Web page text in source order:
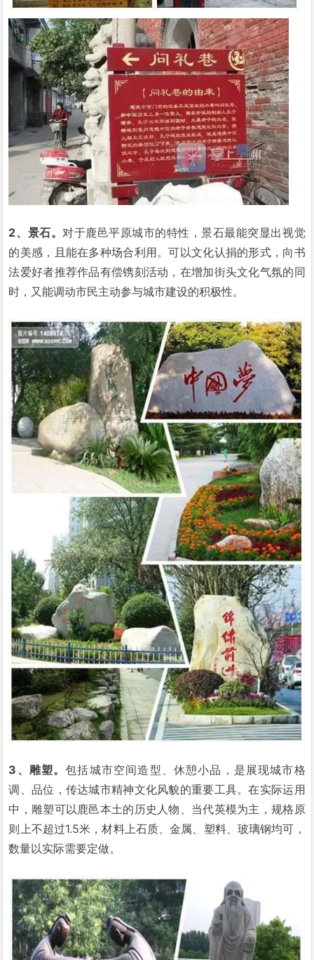
2、景石。对于鹿邑平原城市的特性，景石最能突显出视觉
的美感，且能在多种场合利用。可以文化认捐的形式，向书
法爱好者推荐作品有偿镌刻活动，在增加街头文化气氛的同
时，又能调动市民主动参与城市建设的积极性。
3、雕塑。包括城市空间造型、休憩小品，是展现城市格
调、品位，传达城市精神文化风貌的重要工具。在实际运用
中，雕塑可以鹿邑本土的历史人物、当代英模为主，规格原
则上不超过1.5米，材料上石质、金属、塑料、玻璃钢均可，
数量以实际需要定做。